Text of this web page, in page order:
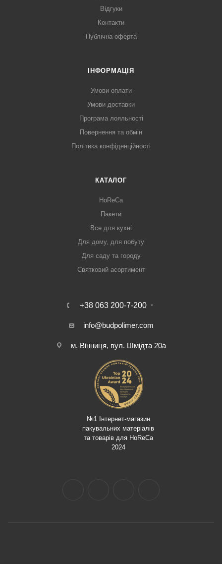
Відгуки
Контакти
Публічна оферта
ІНФОРМАЦІЯ
Умови оплати
Умови доставки
Програма лояльності
Повернення та обмін
Політика конфіденційності
КАТАЛОГ
HoReCa
Пакети
Все для кухні
Для дому, для побуту
Для саду та городу
Святковий асортимент
+38 063 200-7-200
info@budpolimer.com
м. Вінниця, вул. Шмідта 20а
№1 Інтернет-магазин
пакувальних матеріалів
та товарів для HoReCa
2024